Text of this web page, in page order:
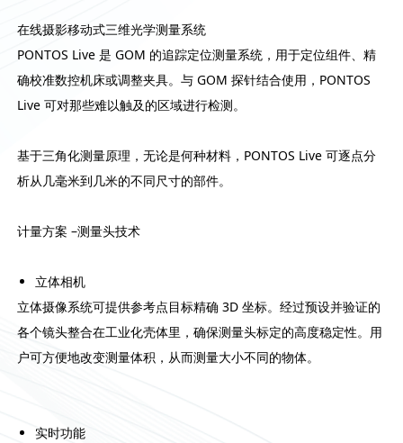
在线摄影移动式三维光学测量系统
PONTOS Live 是 GOM 的追踪定位测量系统，用于定位组件、精
确校准数控机床或调整夹具。与 GOM 探针结合使用，PONTOS
Live 可对那些难以触及的区域进行检测。
基于三角化测量原理，无论是何种材料，PONTOS Live 可逐点分
析从几毫米到几米的不同尺寸的部件。
计量方案 –测量头技术
立体相机
立体摄像系统可提供参考点目标精确 3D 坐标。经过预设并验证的
各个镜头整合在工业化壳体里，确保测量头标定的高度稳定性。用
户可方便地改变测量体积，从而测量大小不同的物体。
实时功能